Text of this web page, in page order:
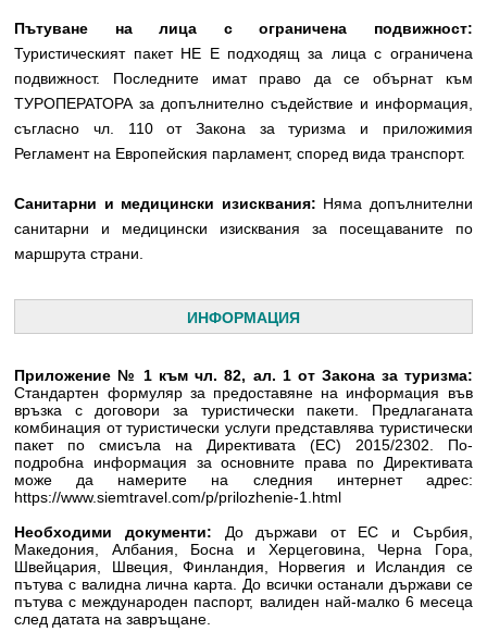
Пътуване на лица с ограничена подвижност:
Туристическият пакет НЕ Е подходящ за лица с ограничена
подвижност. Последните имат право да се обърнат към
ТУРОПЕРАТОРА за допълнително съдействие и информация,
съгласно чл. 110 от Закона за туризма и приложимия
Регламент на Европейския парламент, според вида транспорт.
Санитарни и медицински изисквания: Няма допълнителни
санитарни и медицински изисквания за посещаваните по
маршрута страни.
ИНФОРМАЦИЯ
Приложение № 1 към чл. 82, ал. 1 от Закона за туризма:
Стандартен формуляр за предоставяне на информация във
връзка с договори за туристически пакети. Предлаганата
комбинация от туристически услуги представлява туристически
пакет по смисъла на Директивата (ЕС) 2015/2302. По-
подробна информация за основните права по Директивата
може да намерите на следния интернет адрес:
https://www.siemtravel.com/p/prilozhenie-1.html
Необходими документи: До държави от ЕС и Сърбия,
Македония, Албания, Босна и Херцеговина, Черна Гора,
Швейцария, Швеция, Финландия, Норвегия и Исландия се
пътува с валидна лична карта. До всички останали държави се
пътува с международен паспорт, валиден най-малко 6 месеца
след датата на завръщане.